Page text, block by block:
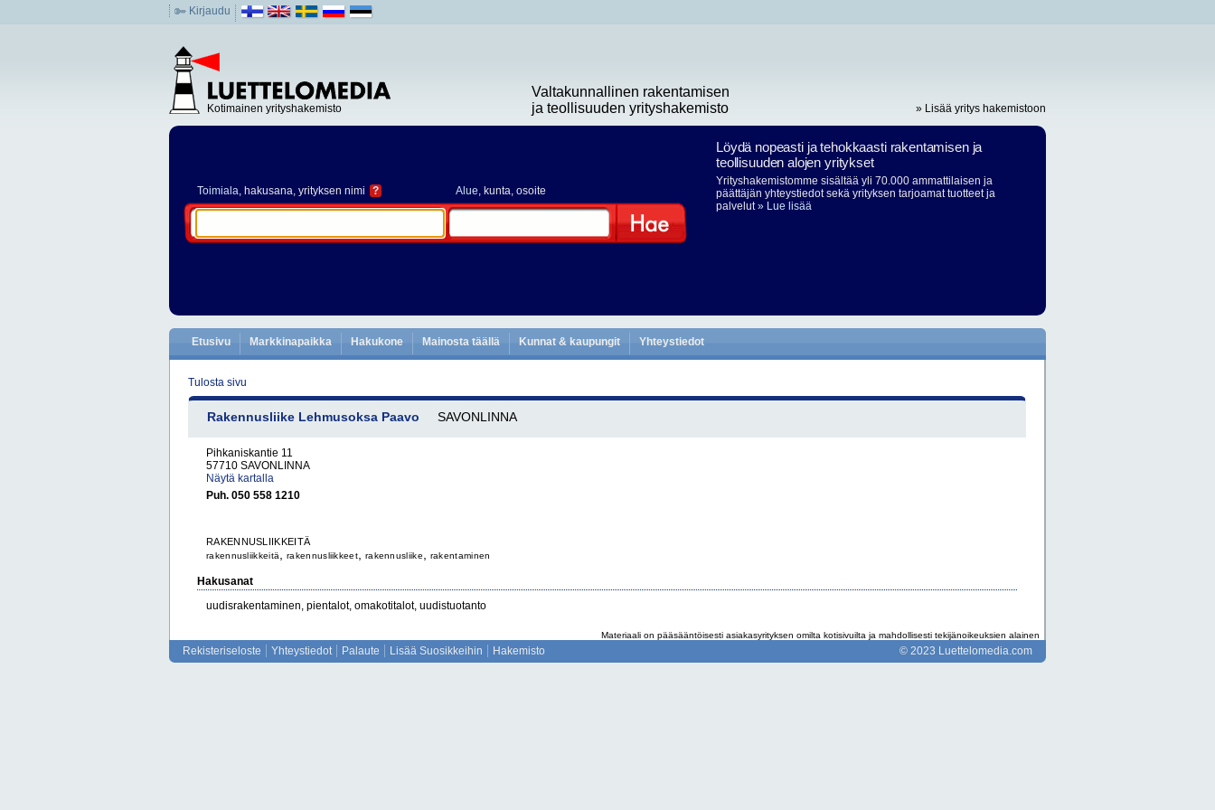
Kirjaudu
Kotimainen yrityshakemisto
Valtakunnallinen rakentamisen
ja teollisuuden yrityshakemisto
» Lisää yritys hakemistoon
Toimiala, hakusana, yrityksen nimi ? Alue, kunta, osoite
Löydä nopeasti ja tehokkaasti rakentamisen ja
teollisuuden alojen yritykset
Yrityshakemistomme sisältää yli 70.000 ammattilaisen ja
päättäjän yhteystiedot sekä yrityksen tarjoamat tuotteet ja
palvelut» Lue lisää
Etusivu Markkinapaikka Hakukone Mainosta täällä Kunnat & kaupungit Yhteystiedot
Tulosta sivu
Rakennusliike Lehmusoksa Paavo SAVONLINNA
Pihkaniskantie 11
57710 SAVONLINNA
Näytä kartalla
Puh. 050 558 1210
RAKENNUSLIIKKEITÄ
rakennusliikkeitä ,rakennusliikkeet, rakennusliike rakentaminen
Hakusanat
uudisrakentaminen, pientalot, omakotitalot, uudistuotanto
Materiaali on pääsääntöisesti asiakasyrityksen omilta kotisivuilta ja mahdollisesti tekijänoikeuksien alainen
Rekisteriseloste Yhteystiedot Palaute Lisää Suosikkeihin Hakemisto © 2023 Luettelomedia.com